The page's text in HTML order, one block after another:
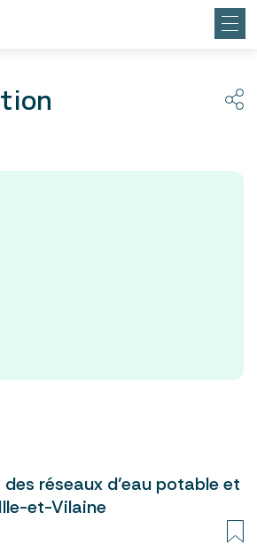
réseaux d’eau potable et
et-Vilaine